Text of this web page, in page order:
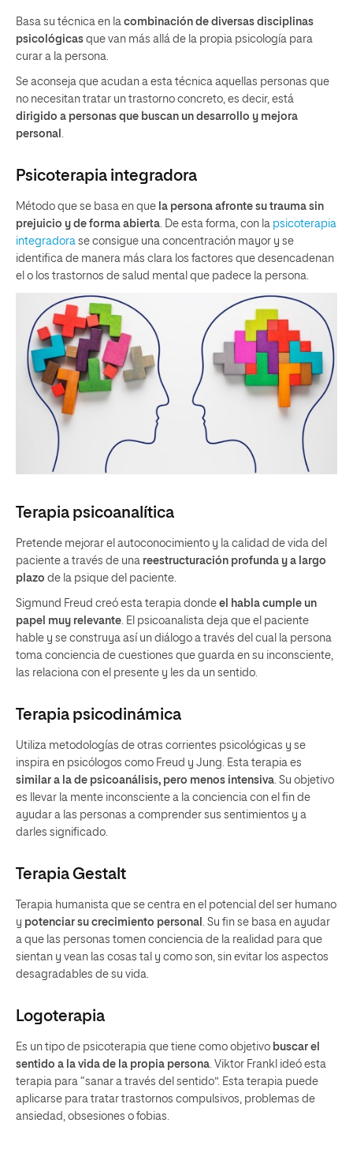
Basa su técnica en la combinación de diversas disciplinas
psicológicas que van más allá de la propia psicología para
curar a la persona.
Se aconseja que acudan a esta técnica aquellas personas que
no necesitan tratar un trastorno concreto, es decir, está
dirigido a personas que buscan un desarrollo y mejora
personal .
Psicoterapia integradora
Método que se basa en que la persona afronte su trauma sin
prejuicio y de forma abierta. De esta forma, con la psicoterapia
integradora se consigue una concentración mayor y se
identifica de manera más clara los factores que desencadenan
el o los trastornos de salud mental que padece la persona.
Terapia psicoanalítica
Pretende mejorar el autoconocimiento y la calidad de vida del
paciente a través de una reestructuración profunda y a largo
plazo de la psique del paciente.
Sigmund Freud creó esta terapia donde el habla cumple un
papel muy relevante . El psicoanalista deja que el paciente
hable y se construya así un diálogo a través del cual la persona
toma conciencia de cuestiones que guarda en su inconsciente,
las relaciona con el presente y les da un sentido.
Terapia psicodinámica
Utiliza metodologías de otras corrientes psicológicas y se
inspira en psicólogos como Freud y Jung. Esta terapia es
similar a la de psicoanálisis, pero menos intensiva . Su objetivo
es llevar la mente inconsciente a la conciencia con el fin de
ayudar a las personas a comprender sus sentimientos y a
darles significado.
Terapia Gestalt
Terapia humanista que se centra en el potencial del ser humano
y potenciar su crecimiento personal
. Su fin se basa en ayudar
a que las personas tomen conciencia de la realidad para que
sientan y vean las cosas tal y como son, sin evitar los aspectos
desagradables de su vida.
Logoterapia
Es un tipo de psicoterapia que tiene como objetivo buscar el
sentido a la vida de la propia persona . Viktor Frankl ideó esta
terapia para “sanar a través del sentido”. Esta terapia puede
aplicarse para tratar trastornos compulsivos, problemas de
ansiedad, obsesiones o fobias.